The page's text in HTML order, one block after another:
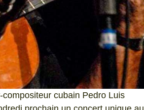
cubain Pedro Luis